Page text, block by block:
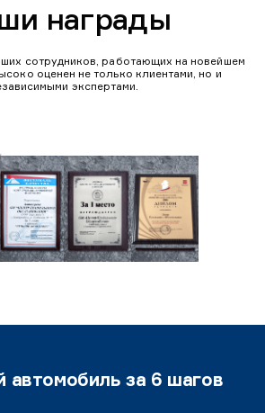
награды
сотрудников, работающих на новейшем
оценен не только клиентами, но и
экспертами.
автомобиль за 6 шагов